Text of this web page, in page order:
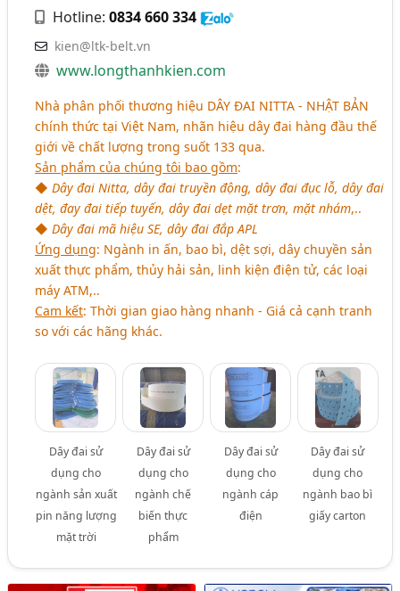
Hotline:0834 660 334
kien@ltk-belt.vn
www.longthanhkien.com
Nhà phân phối thương hiệu DÂY ĐAI NITTA - NHẬT BẢN
chính thức tại Việt Nam, nhãn hiệu dây đai hàng đầu thế
giới về chất lượng trong suốt 133 qua.
Sản phẩm của chúng tôi bao gồm:
◆Dây đai Nitta, dây đai truyền động, dây đai đục lỗ, dây đai
dệt, đay đai tiếp tuyến, dây đai dẹt mặt trơn, mặt nhám,..
◆Dây đai mã hiệu SE, dây đai đắp APL
Ứng dụng: Ngành in ấn, bao bì, dệt sợi, dây chuyền sản
xuất thực phẩm, thủy hải sản, linh kiện điện tử, các loại
máy ATM,..
Cam kết: Thời gian giao hàng nhanh - Giá cả cạnh tranh
so với các hãng khác.
Dây đai sử
dụng cho
ngành sản xuất
pin năng lượng
mặt trời
Dây đai sử
dụng cho
ngành chế
biến thực
phẩm
Dây đai sử
dụng cho
ngành cáp
điện
Dây đai sử
dụng cho
ngành bao bì
giấy carton